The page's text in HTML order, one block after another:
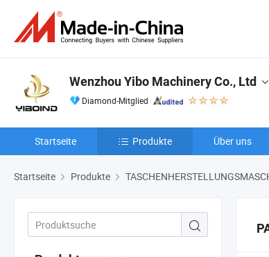
Wenzhou Yibo Machinery Co., Ltd
Diamond-Mitglied
Startseite Produkte Über uns
Startseite Produkte